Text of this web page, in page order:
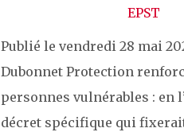
EPST
Publié le vendredi 28 mai
Dubonnet Protection
personnes vulnérables : en
décret spécifique qui